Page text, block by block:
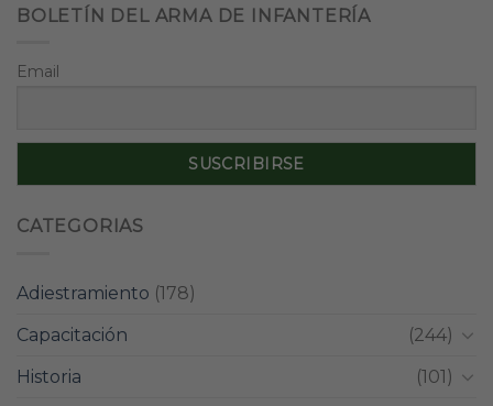
BOLETÍN DEL ARMA DE INFANTERÍA
Email
CATEGORIAS
Adiestramiento (178)
Capacitación
(244)
Historia
(101)